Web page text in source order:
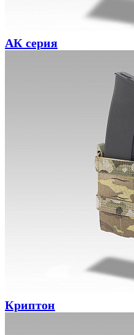
АК серия
Криптон